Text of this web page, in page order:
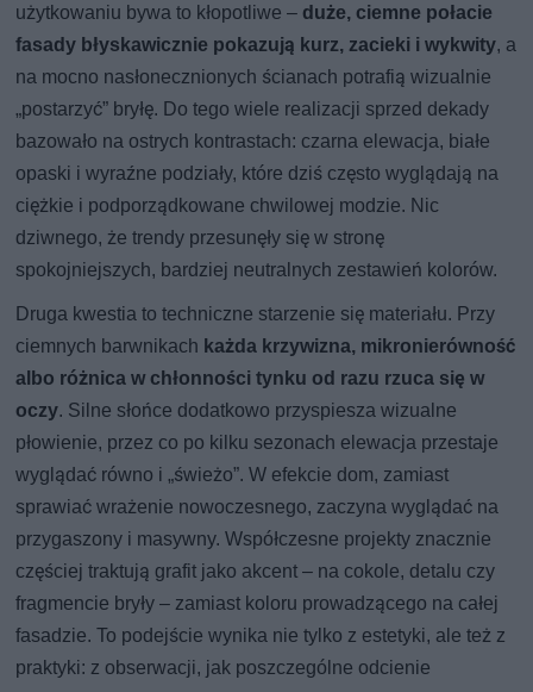
użytkowaniu bywa to kłopotliwe – duże, ciemne połacie
fasady błyskawicznie pokazują kurz, zacieki i wykwity, a
na mocno nasłonecznionych ścianach potrafią wizualnie
„postarzyć” bryłę. Do tego wiele realizacji sprzed dekady
bazowało na ostrych kontrastach: czarna elewacja, białe
opaski i wyraźne podziały, które dziś często wyglądają na
ciężkie i podporządkowane chwilowej modzie. Nic
dziwnego, że trendy przesunęły się w stronę
spokojniejszych, bardziej neutralnych zestawień kolorów.
Druga kwestia to techniczne starzenie się materiału. Przy
ciemnych barwnikach każda krzywizna, mikronierówność
albo różnica w chłonności tynku od razu rzuca się w
oczy. Silne słońce dodatkowo przyspiesza wizualne
płowienie, przez co po kilku sezonach elewacja przestaje
wyglądać równo i „świeżo”. W efekcie dom, zamiast
sprawiać wrażenie nowoczesnego, zaczyna wyglądać na
przygaszony i masywny. Współczesne projekty znacznie
częściej traktują grafit jako akcent – na cokole, detalu czy
fragmencie bryły – zamiast koloru prowadzącego na całej
fasadzie. To podejście wynika nie tylko z estetyki, ale też z
praktyki: z obserwacji, jak poszczególne odcienie